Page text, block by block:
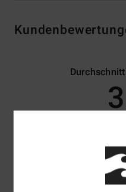
50% unserer